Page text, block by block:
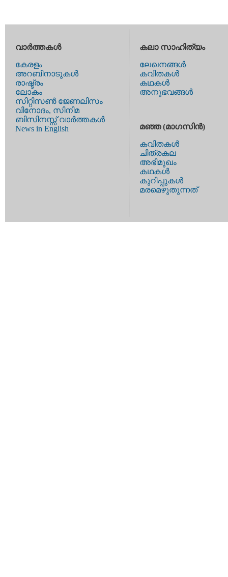
വാര്‍ത്തകള്‍
കേരളം
അറബിനാടുകള്‍
രാഷ്ട്രം
ലോകം
സിറ്റിസണ്‍ ജേണലിസം
വിനോദം, സിനിമ
ബിസിനസ്സ് വാര്‍ത്തകള്‍
News in English
കലാ സാഹിത്യം
ലേഖനങ്ങള്‍
കവിതകള്‍
കഥകള്‍
അനുഭവങ്ങള്‍
മഞ്ഞ (മാഗസിന്‍)
കവിതകള്‍
ചിത്രകല
അഭിമുഖം
കഥകള്‍
കുറിപ്പുകള്‍
മരമെഴുതുന്നത്